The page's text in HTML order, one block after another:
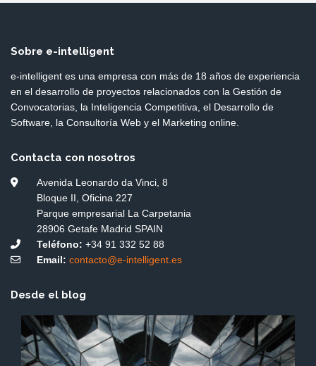
Sobre e-intelligent
e-intelligent es una empresa con más de 18 años de experiencia
en el desarrollo de proyectos relacionados con la Gestión de
Convocatorias, la Inteligencia Competitiva, el Desarrollo de
Software, la Consultoría Web y el Marketing online.
Contacta con nosotros
Avenida Leonardo da Vinci, 8
Bloque II, Oficina 227
Parque empresarial La Carpetania
28906 Getafe Madrid SPAIN
Teléfono: +34 91 332 52 88
Email: contacto@e-intelligent.es
Desde el blog